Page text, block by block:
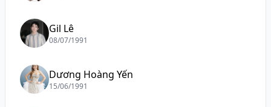
Gil Lê
08/07/1991
Dương Hoàng Yến
15/06/1991